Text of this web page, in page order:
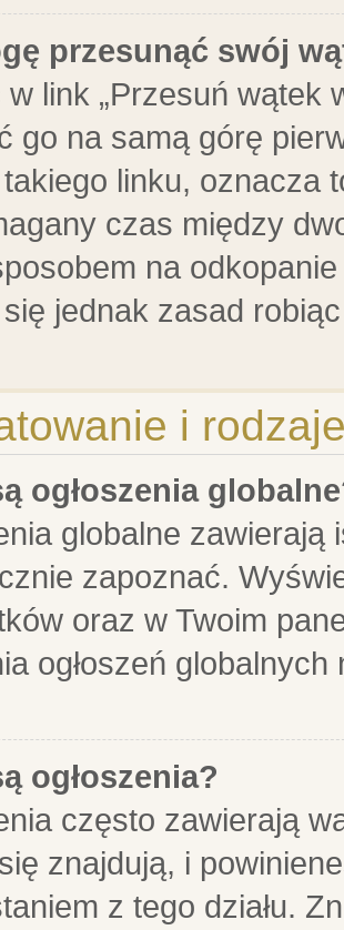
przesunąć swój
w link „Przesuń wątek
go na samą górę
linku, oznacza
czas między
na
jednak zasad
i
ogłoszenia
globalne
zapoznać.
oraz w Twoim
ogłoszeń
ogłoszenia?
często zawierają
znajdują, i
z tego działu.